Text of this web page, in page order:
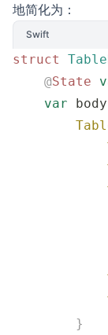
地简化为：
Swift
struct
    @
State
    var
        }